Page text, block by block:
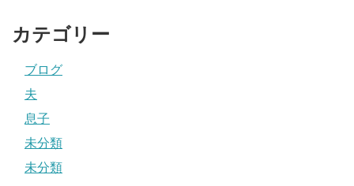
カテゴリー
ブログ
夫
息子
未分類
未分類